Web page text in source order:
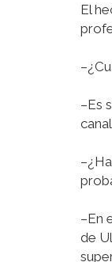
El
–Es
–En
de